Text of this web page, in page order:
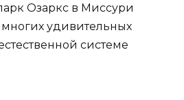
Озаркс в Миссури
удивительных
системе